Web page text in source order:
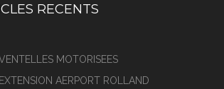
RECENTS
MOTORISEES
EXTENSION AERPORT ROLLAND